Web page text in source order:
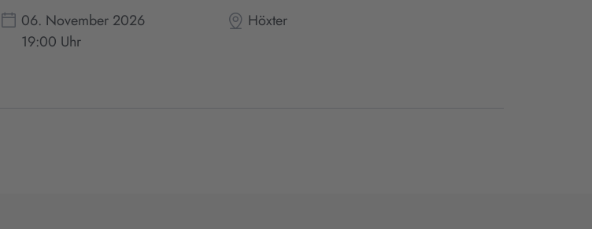
06. November 2026
19:00 Uhr
Höxter